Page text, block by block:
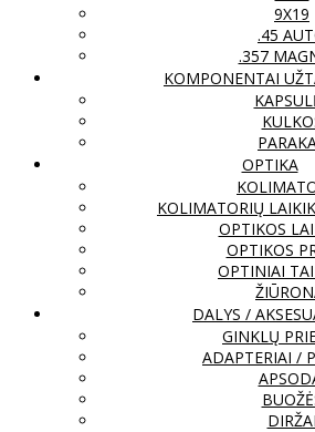
9X19
.45
.357
KOMPONENTAI
OPTIKA
KOLIMATORIŲ
OPTIKOS
OPTIKOS
OPTINIAI
DALYS /
GINKLŲ
ADAPTERIAI /
DIRŽAI